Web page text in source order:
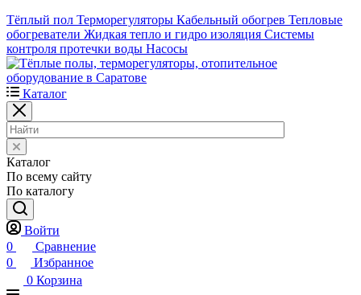
Тёплый пол Терморегуляторы Кабельный обогрев Тепловые
обогреватели Жидкая тепло и гидро изоляция Системы
контроля протечки воды Насосы
Каталог
Каталог
По всему сайту
По каталогу
Войти
0
Сравнение
0
Избранное
0 Корзина